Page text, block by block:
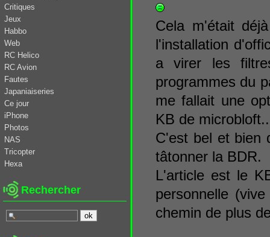
Cela m'était
l'installation
a virer les
programmes du
me fallait une
KB de
C'est bel et bien
tâtonner la BDR.
L'article est le
personnelle
chemin de plus
Critiques
Jeux
Habbo
Web
RC Helico
RC Avion
Fautes
Japaniaiseries
Ce jour
iPhone
Photos
NAS
Tricopter
Hexa
Rechercher